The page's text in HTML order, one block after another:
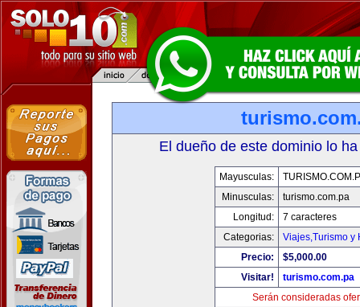
El dueño de este dominio lo
Mayusculas:
Minusculas:
turismo.com.pa
Longitud:
7 caracteres
Categorias:
Viajes,Turismo y
Precio:
$5,000.00
Visitar!
turismo.com.pa
Serán consideradas